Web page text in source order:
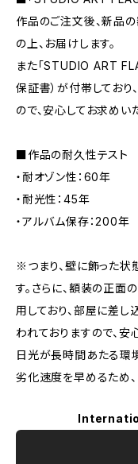
作品のご注文後、新品
の上、お届けします。
また「STUDIO ART
保証書）が付帯してお
ので、安心してお求めい
■作品の耐久性テスト
・耐オゾン性：60年
・耐光性：45年
・アルバム保存：200年
※つまり、壁に飾った
す。さらに、額装の正面
用しており、部屋に差
われておりますので、安
日光が長時間あたる環
劣化速度を早めるため、